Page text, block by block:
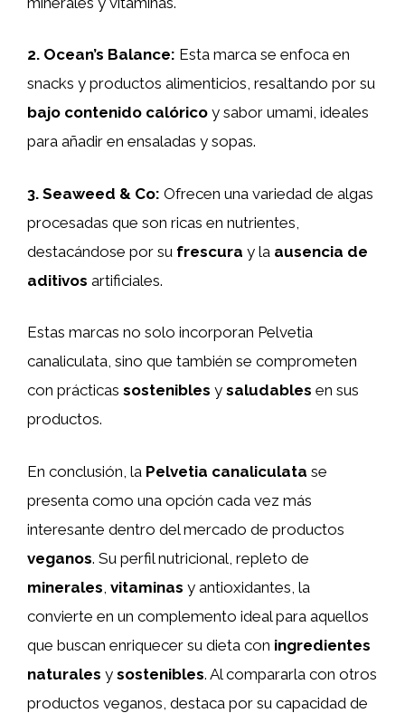
2. Ocean’s Balance: Esta marca se enfoca en
snacks y productos alimenticios, resaltando por su
bajo contenido calórico y sabor umami, ideales
para añadir en ensaladas y sopas.
3. Seaweed & Co: Ofrecen una variedad de algas
procesadas que son ricas en nutrientes,
destacándose por su frescura y la ausencia de
aditivos artificiales.
Estas marcas no solo incorporan Pelvetia
canaliculata, sino que también se comprometen
con prácticas sostenibles y saludables en sus
productos.
En conclusión, la Pelvetia canaliculata se
presenta como una opción cada vez más
interesante dentro del mercado de productos
veganos. Su perfil nutricional, repleto de
minerales vitaminas y antioxidantes, la
convierte en un complemento ideal para aquellos
que buscan enriquecer su dieta con ingredientes
naturales y sostenibles. Al compararla con otros
productos veganos, destaca por su capacidad de